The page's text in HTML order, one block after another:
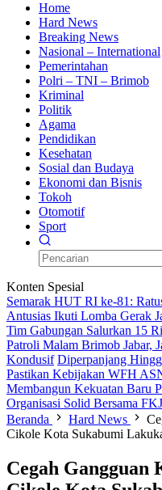
Home
Hard News
Breaking News
Nasional – International
Pemerintahan
Polri – TNI – Brimob
Kriminal
Politik
Agama
Pendidikan
Kesehatan
Sosial dan Budaya
Ekonomi dan Bisnis
Tokoh
Otomotif
Sport
Konten Spesial
Semarak HUT RI ke-81:
Antusias Ikuti Lomba Gerak
Tim Gabungan Salurkan 15
Patroli Malam Brimob Jabar,
Kondusif Diperpanjang
Pastikan Kebijakan WFH
Membangun Kekuatan Baru
Organisasi Solid Bersama
Beranda
Hard News
Cikole Kota Sukabumi
Cegah Gangguan